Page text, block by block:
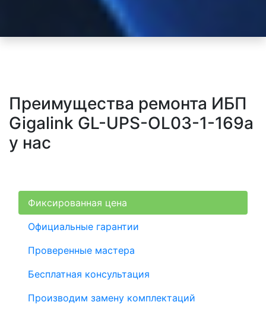
Преимущества ремонта ИБП
Gigalink GL-UPS-OL03-1-169a
у нас
Фиксированная цена
Официальные гарантии
Проверенные мастера
Бесплатная консультация
Производим замену комплектаций